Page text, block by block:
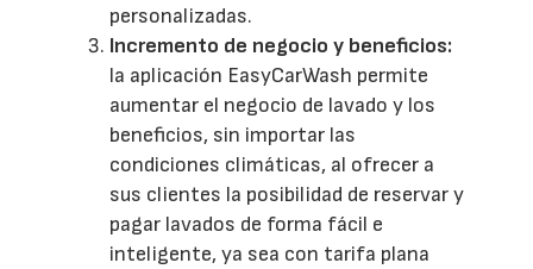
personalizadas.
Incremento de negocio y beneficios:
la aplicación EasyCarWash permite
aumentar el negocio de lavado y los
beneficios, sin importar las
condiciones climáticas, al ofrecer a
sus clientes la posibilidad de reservar y
pagar lavados de forma fácil e
inteligente, ya sea con tarifa plana